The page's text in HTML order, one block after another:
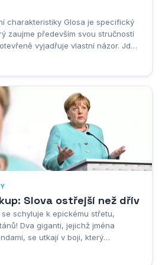
charakteristiky Glosa je specifický
zaujme především svou stručností
vyjadřuje vlastní názor. Jde
dění, společenským jevům
Slova ostřejší než dřív
schyluje k epickému střetu,
Dva giganti, jejichž jména
se utkají v boji, který
jedné straně stojí zkušený a